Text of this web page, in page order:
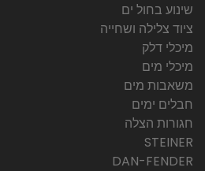
שינוע בחול ים
ציוד צלילה ושחייה
מיכלי דלק
מיכלי מים
משאבות מים
חבלים ימים
חגורות הצלה
STEINER
DAN-FENDER